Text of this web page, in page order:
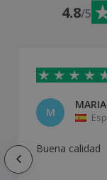
4.8/5
M
Buena calidad